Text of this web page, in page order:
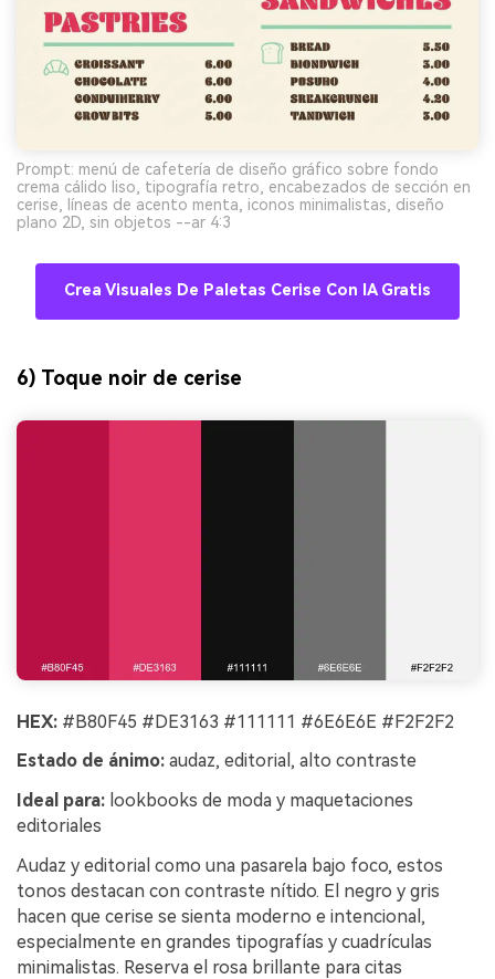
Prompt: menú de cafetería de diseño gráfico sobre fondo
crema cálido liso, tipografía retro, encabezados de sección en
cerise, líneas de acento menta, iconos minimalistas, diseño
plano 2D, sin objetos --ar 4:3
Crea Visuales De Paletas Cerise Con IA Gratis
6) Toque noir de cerise
HEX: #B80F45 #DE3163 #111111 #6E6E6E #F2F2F2
Estado de ánimo: audaz, editorial, alto contraste
Ideal para: lookbooks de moda y maquetaciones
editoriales
Audaz y editorial como una pasarela bajo foco, estos
tonos destacan con contraste nítido. El negro y gris
hacen que cerise se sienta moderno e intencional,
especialmente en grandes tipografías y cuadrículas
minimalistas. Reserva el rosa brillante para citas